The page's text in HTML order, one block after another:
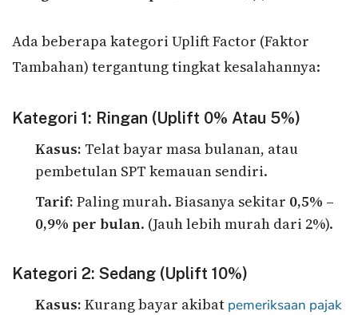
Ada beberapa kategori Uplift Factor (Faktor
Tambahan) tergantung tingkat kesalahannya:
Kategori 1: Ringan (Uplift 0% Atau 5%)
Kasus: Telat bayar masa bulanan, atau
pembetulan SPT kemauan sendiri.
Tarif: Paling murah. Biasanya sekitar 0,5% –
0,9% per bulan. (Jauh lebih murah dari 2%).
Kategori 2: Sedang (Uplift 10%)
Kasus: Kurang bayar akibat pemeriksaan pajak